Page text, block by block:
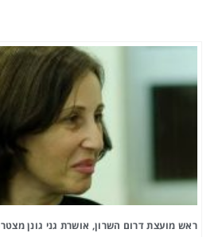
ראש מועצת דרום השרון, אושרת גני גונן